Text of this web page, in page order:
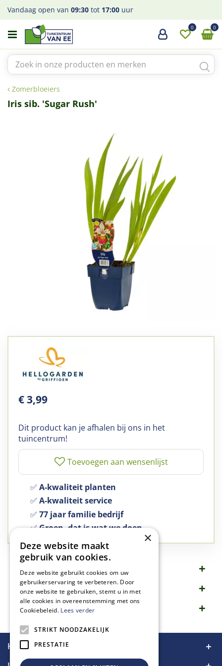
a
Zomerbloeiers
Vandaag open van 09:30 tot 17:00 uur
Iris sib. 'Sugar Rush'
€3,99
Dit product kan je afhalen bij ons in het
tuincentrum!
✅ A-kwaliteit planten
✅ A-kwaliteit service
✅ 77 jaar familie bedrijf
✅Groen, dat is wat we doen
Omschrijving
Specificaties
Merk
Handige links
×
Deze website maakt
gebruik van cookies.
Deze website gebruikt cookies om uw
gebruikerservaring te verbeteren. Door
onze website te gebruiken, stemt u in met
alle cookies in overeenstemming met ons
Cookiebeleid. Lees verder
STRIKT NOODZAKELIJK
PRESTATIE